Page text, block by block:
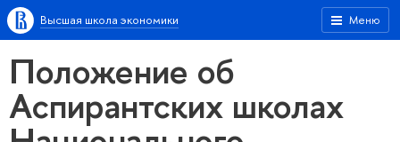
Меню
Высшая школа экономики
Положение об
Аспирантских школах